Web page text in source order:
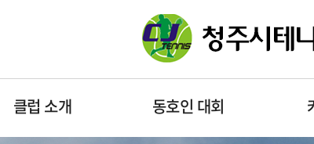
클럽 소개 동호인 대회